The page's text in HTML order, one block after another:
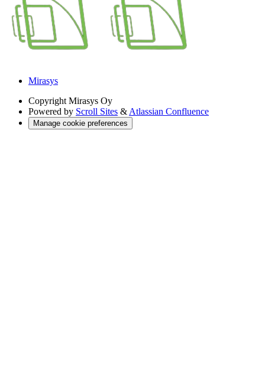
Mirasys
Copyright Mirasys Oy
Powered by Scroll Sites & Atlassian Confluence
Manage cookie preferences